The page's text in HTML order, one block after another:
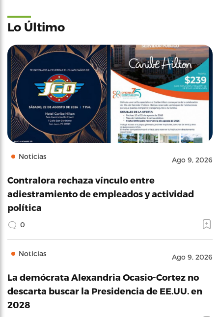
Lo Último
Noticias Ago 9, 2026
Contralora rechaza vínculo entre
adiestramiento de empleados y actividad
política
0
Noticias Ago 9, 2026
La demócrata Alexandria Ocasio-Cortez no
descarta buscar la Presidencia de EE.UU. en
2028